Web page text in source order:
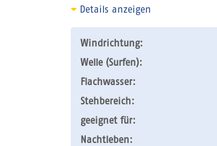
Details anzeigen
Windrichtung:
Welle (Surfen):
Flachwasser:
Stehbereich:
geeignet für:
Nachtleben: